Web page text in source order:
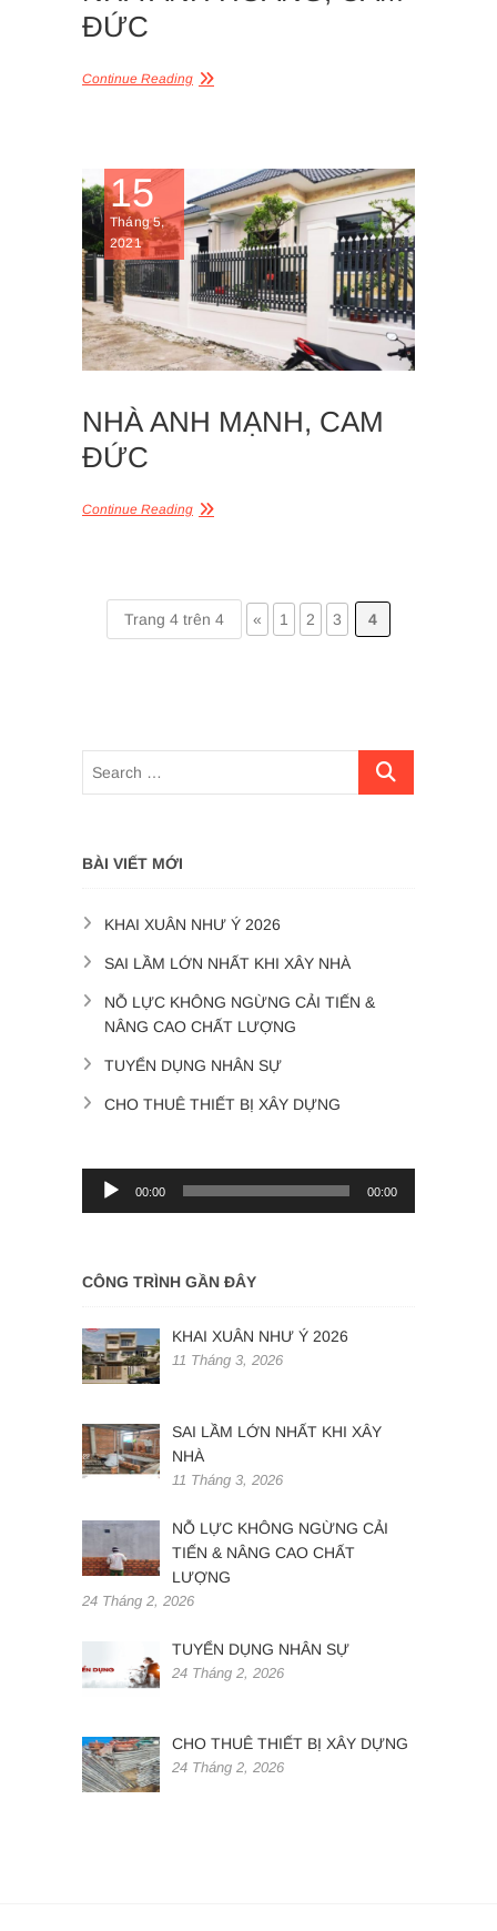
ĐỨC
Continue Reading
15
Tháng 5,
2021
NHÀ ANH MẠNH, CAM
ĐỨC
Continue Reading
Trang 4 trên 4 « 1 2 3 4
BÀI VIẾT MỚI
KHAI XUÂN NHƯ Ý 2026
SAI LẦM LỚN NHẤT KHI XÂY NHÀ
NỖ LỰC KHÔNG NGỪNG CẢI TIẾN &
NÂNG CAO CHẤT LƯỢNG
TUYỂN DỤNG NHÂN SỰ
CHO THUÊ THIẾT BỊ XÂY DỰNG
Trình
phát
00:00 00:00
CÔNG TRÌNH GẦN ĐÂY
KHAI XUÂN NHƯ Ý 2026
11 Tháng 3, 2026
SAI LẦM LỚN NHẤT KHI XÂY
NHÀ
11 Tháng 3, 2026
NỖ LỰC KHÔNG NGỪNG CẢI
TIẾN & NÂNG CAO CHẤT
LƯỢNG
24 Tháng 2, 2026
TUYỂN DỤNG NHÂN SỰ
24 Tháng 2, 2026
CHO THUÊ THIẾT BỊ XÂY DỰNG
24 Tháng 2, 2026